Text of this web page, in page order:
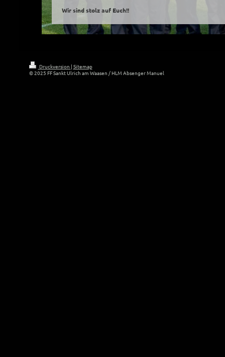
Wir sind stolz auf Euch!!
Druckversion | Sitemap
© 2025 FF Sankt Ulrich am Waasen / HLM Absenger Manuel